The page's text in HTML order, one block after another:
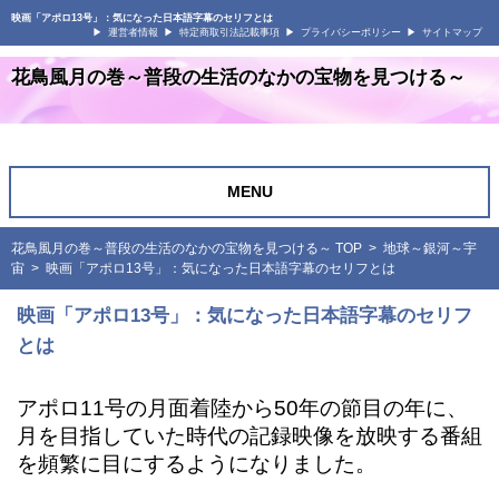
映画「アポロ13号」：気になった日本語字幕のセリフとは
運営者情報
特定商取引法記載事項 プライバシーポリシー サイトマップ
花鳥風月の巻～普段の生活のなかの宝物を見つける～
MENU
花鳥風月の巻～普段の生活のなかの宝物を見つける～ TOP > 地球～銀河～宇
宙 > 映画「アポロ13号」：気になった日本語字幕のセリフとは
映画「アポロ13号」：気になった日本語字幕のセリフ
とは
アポロ11号の月面着陸から50年の節目の年に、
月を目指していた時代の記録映像を放映する番組
を頻繁に目にするようになりました。